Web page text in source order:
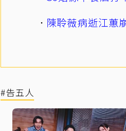
陳聆薇病逝江蕙
#告五人